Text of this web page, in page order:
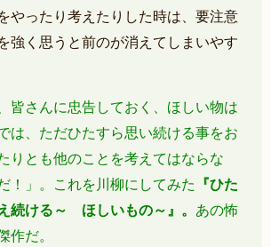
やったり考えたりした時は、要注意
強く思うと前のが消えてしまいやす
皆さんに忠告しておく、ほしい物は
は、ただひたすら思い続ける事をお
りとも他のことを考えてはならな
！」。
これを川柳にしてみた
『ひた
続ける～ ほしいもの～』。 あの怖
作だ。